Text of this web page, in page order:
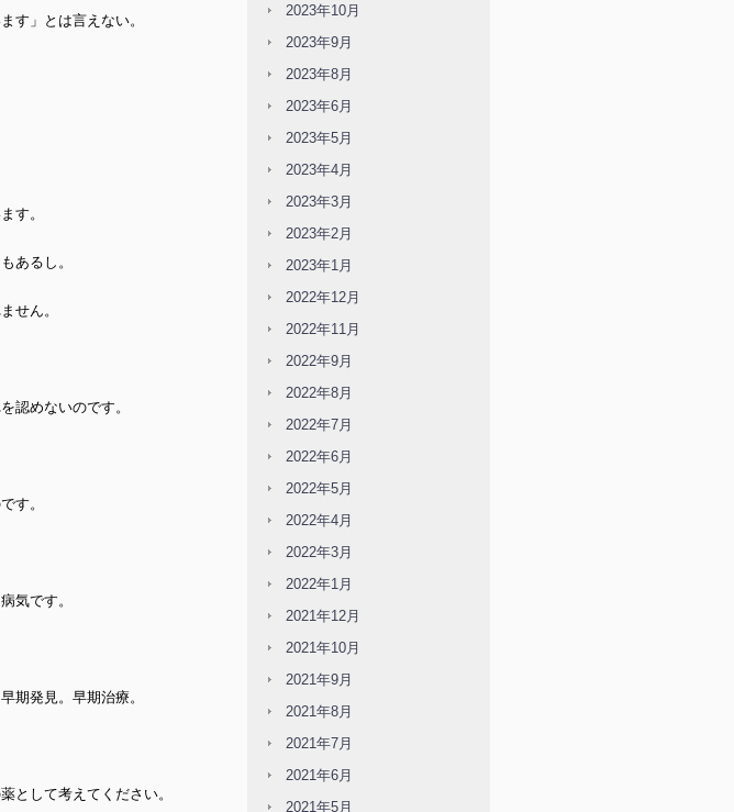
す」とは言えない。
す。
あるし。
せん。
認めないのです。
です。
気です。
期発見。早期治療。
として考えてください。
2023年10月
2023年9月
2023年8月
2023年6月
2023年5月
2023年4月
2023年3月
2023年2月
2023年1月
2022年12月
2022年11月
2022年9月
2022年8月
2022年7月
2022年6月
2022年5月
2022年4月
2022年3月
2022年1月
2021年12月
2021年10月
2021年9月
2021年8月
2021年7月
2021年6月
2021年5月